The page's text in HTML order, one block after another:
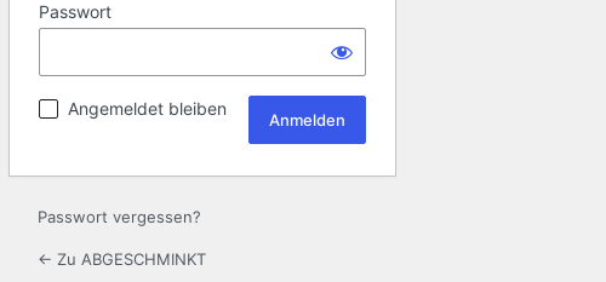
Passwort
Angemeldet bleiben
Passwort vergessen?
← Zu ABGESCHMINKT